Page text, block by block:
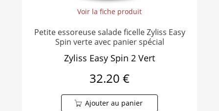
Voir la fiche produit
Petite essoreuse salade ficelle Zyliss Easy
Spin verte avec panier spécial
Zyliss Easy Spin 2 Vert
32.20 €
Ajouter au panier